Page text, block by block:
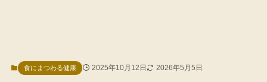
食にまつわる健康 2025年10月12日 2026年5月5日